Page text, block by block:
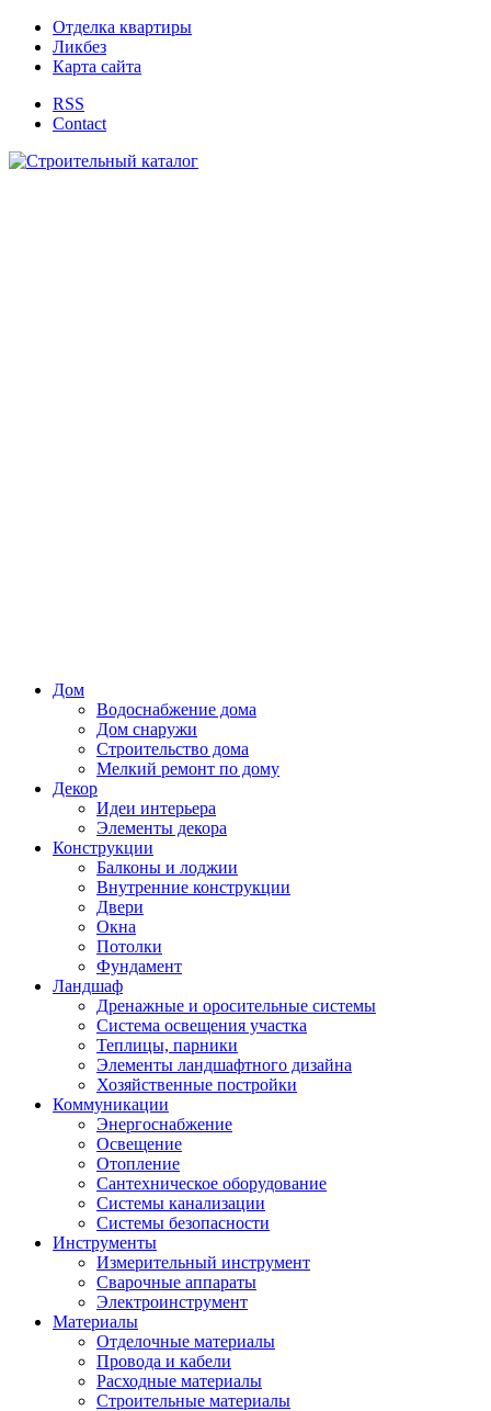
Отделка квартиры
Ликбез
Карта сайта
RSS
Contact
Дом
Водоснабжение дома
Дом снаружи
Строительство дома
Мелкий ремонт по дому
Декор
Идеи интерьера
Элементы декора
Конструкции
Балконы и лоджии
Внутренние конструкции
Двери
Окна
Потолки
Фундамент
Ландшаф
Дренажные и оросительные системы
Система освещения участка
Теплицы, парники
Элементы ландшафтного дизайна
Хозяйственные постройки
Коммуникации
Энергоснабжение
Освещение
Отопление
Сантехническое оборудование
Системы канализации
Системы безопасности
Инструменты
Измерительный инструмент
Сварочные аппараты
Электроинструмент
Материалы
Отделочные материалы
Провода и кабели
Расходные материалы
Строительные материалы